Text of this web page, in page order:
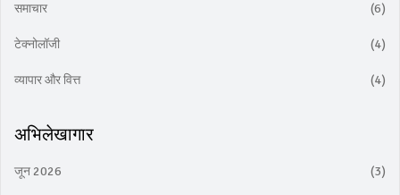
समाचार (6)
टेक्नोलॉजी (4)
व्यापार और वित्त (4)
अभिलेखागार
जून 2026 (3)